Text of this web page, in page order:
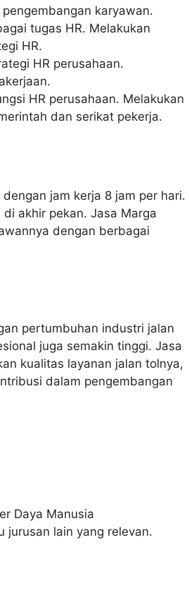
karyawan.
tugas HR. Melakukan
HR.
HR perusahaan.
HR perusahaan. Melakukan
dan serikat pekerja.
jam kerja 8 jam per hari.
akhir pekan. Jasa Marga
dengan berbagai
pertumbuhan industri jalan
juga semakin tinggi. Jasa
kualitas layanan jalan tolnya,
dalam pengembangan
Daya Manusia
jurusan lain yang relevan.